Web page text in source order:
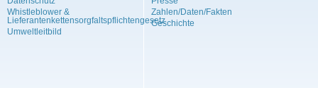
Whistleblower &
Lieferantenkettensorgfaltspflichtengesetz
Umweltleitbild
Zahlen/Daten/Fakten
Geschichte